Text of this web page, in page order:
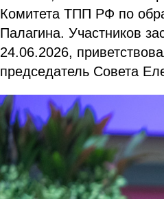
Комитета ТПП РФ по
Палагина. Участников
24.06.2026,
председатель Совета